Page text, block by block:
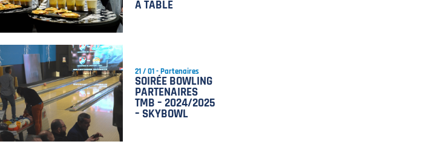
À TABLE
21 / 01 - Partenaires
SOIRÉE BOWLING
PARTENAIRES
TMB – 2024/2025
– SKYBOWL